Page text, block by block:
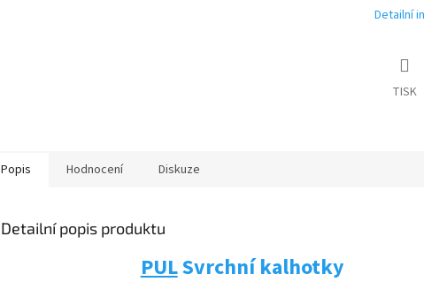
Detailní
TISK
Popis Hodnocení Diskuze
Detailní popis produktu
PULSvrchní kalhotky